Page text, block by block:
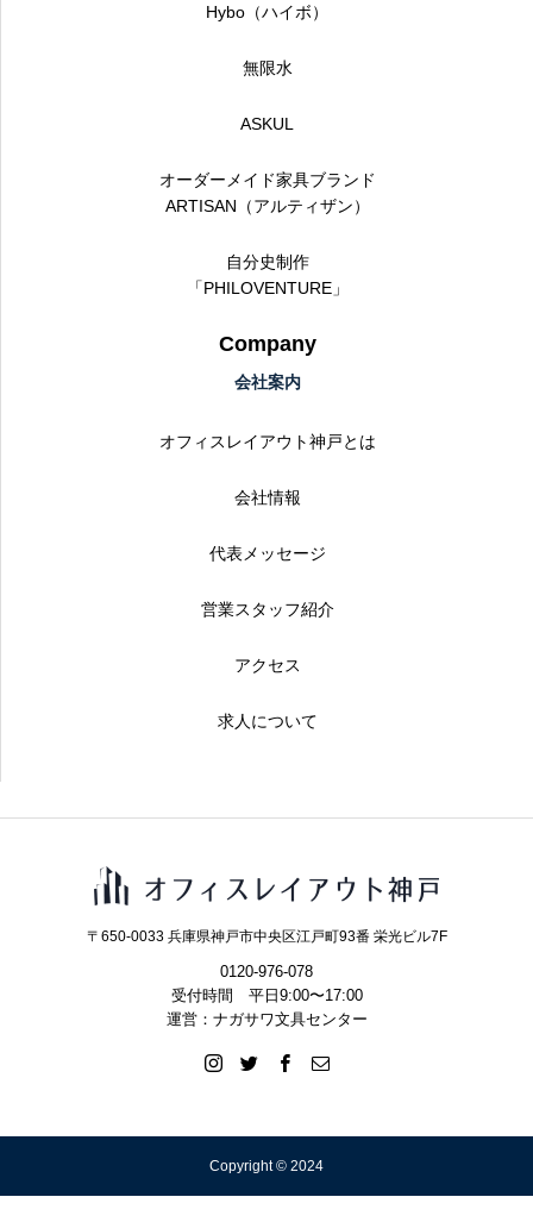
Hybo（ハイボ）
無限水
ASKUL
オーダーメイド家具ブランド
ARTISAN（アルティザン）
自分史制作
「PHILOVENTURE」
Company
会社案内
オフィスレイアウト神戸とは
会社情報
代表メッセージ
営業スタッフ紹介
アクセス
求人について
〒650-0033 兵庫県神戸市中央区江戸町93番 栄光ビル7F
0120-976-078
受付時間 平日9:00〜17:00
運営：ナガサワ文具センター
Copyright © 2024